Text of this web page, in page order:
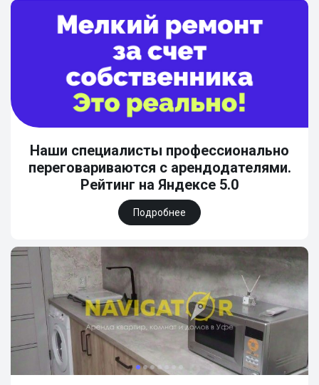
Наши специалисты профессионально
переговариваются с арендодателями.
Рейтинг на Яндексе 5.0
Подробнее